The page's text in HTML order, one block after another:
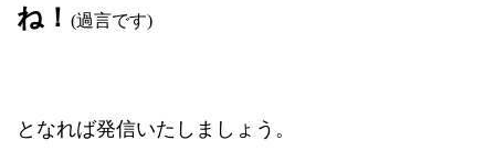
ね！ (過言です)
となれば発信いたしましょう。